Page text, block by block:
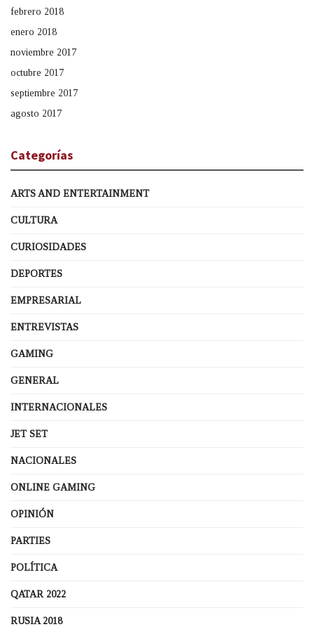
febrero 2018
enero 2018
noviembre 2017
octubre 2017
septiembre 2017
agosto 2017
Categorías
ARTS AND ENTERTAINMENT
CULTURA
CURIOSIDADES
DEPORTES
EMPRESARIAL
ENTREVISTAS
GAMING
GENERAL
INTERNACIONALES
JET SET
NACIONALES
ONLINE GAMING
OPINIÓN
PARTIES
POLÍTICA
QATAR 2022
RUSIA 2018